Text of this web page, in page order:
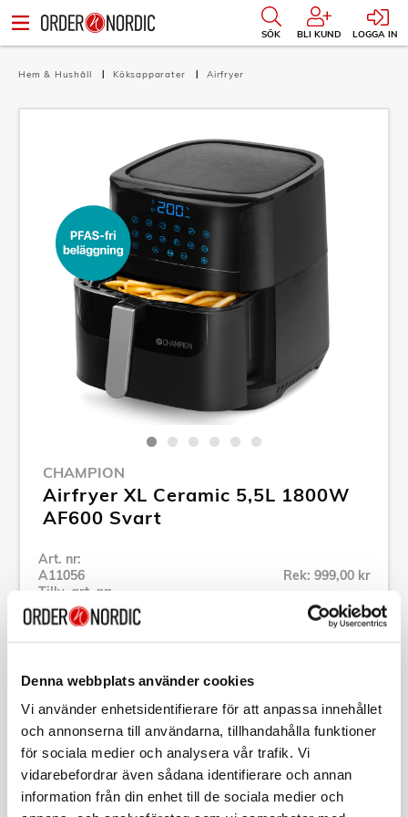
Denna webbplats använder cookies
Vi använder enhetsidentifierare för att anpassa innehållet
och annonserna till användarna, tillhandahålla funktioner
för sociala medier och analysera vår trafik. Vi
vidarebefordrar även sådana identifierare och annan
information från din enhet till de sociala medier och
SÖK BLI KUND LOGGA IN
Hem & Hushåll Köksapparater Airfryer
CHAMPION
Airfryer XL Ceramic 5,5L 1800W
AF600 Svart
Art. nr:
A11056
Tillv. art. nr:
CHAF600
Rek: 999,00 kr
Se alla produkter inom Champion
Specifikation
Beskrivning
A11056